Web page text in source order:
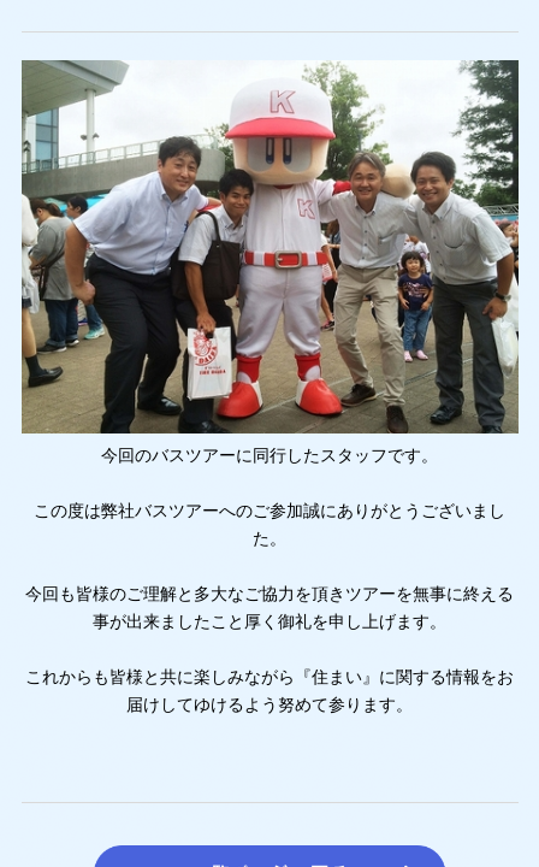
今回のバスツアーに同行したスタッフです。
この度は弊社バスツアーへのご参加誠にありがとうございまし
た。
今回も皆様のご理解と多大なご協力を頂きツアーを無事に終える
事が出来ましたこと厚く御礼を申し上げます。
これからも皆様と共に楽しみながら『住まい』に関する情報をお
届けしてゆけるよう努めて参ります。